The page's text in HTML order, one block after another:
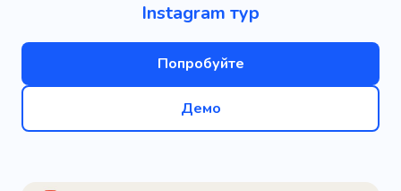
Instagram тур
Попробуйте
Демо